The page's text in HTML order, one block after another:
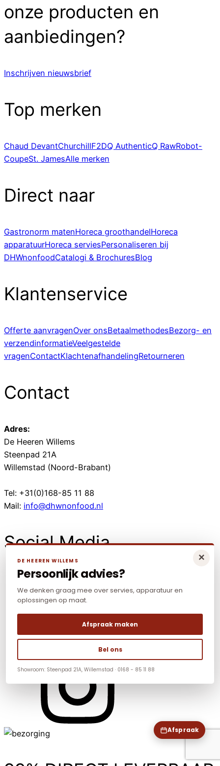
onze producten en
aanbiedingen?
Inschrijven nieuwsbrief
Top merken
Chaud DevantChurchillF2DQ AuthenticQ RawRobot-
CoupeSt. JamesAlle merken
Direct naar
Gastronorm matenHoreca groothandelHoreca
apparatuurHoreca serviesPersonaliseren bij
DHWnonfoodCatalogi & BrochuresBlog
Klantenservice
Offerte aanvragenOver onsBetaalmethodesBezorg- en
verzendinformatieVeelgestelde
vragenContactKlachtenafhandelingRetourneren
Contact
Adres:
De Heeren Willems
Steenpad 21A
Willemstad (Noord-Brabant)
Tel: +31(0)168-85 11 88
Mail: info@dhwnonfood.nl
Social Media
Afspraak
×
DE HEEREN WILLEMS
Persoonlijk advies?
We denken graag mee over servies, apparatuur en
oplossingen op maat.
Afspraak maken
Bel ons
Showroom: Steenpad 21A, Willemstad · 0168 - 85 11 88